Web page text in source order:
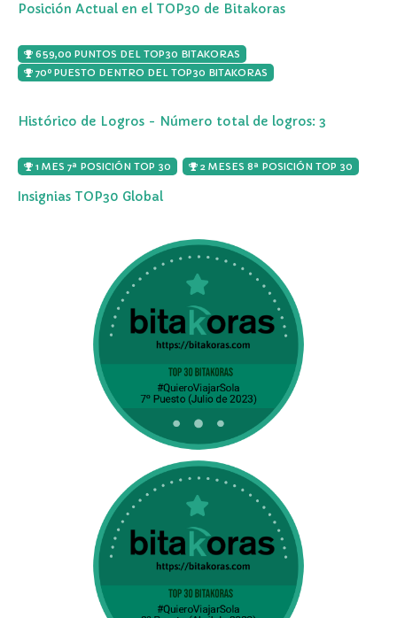
Posición Actual en el TOP30 de Bitakoras
659,00 PUNTOS DEL TOP30 BITAKORAS
70º PUESTO DENTRO DEL TOP30 BITAKORAS
Histórico de Logros - Número total de logros: 3
1 MES 7ª POSICIÓN TOP 30 2 MESES 8ª POSICIÓN TOP 30
Insignias TOP30 Global